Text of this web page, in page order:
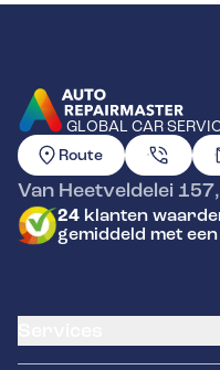
GLOBAL CAR
GA NAAR DE
Route
Van Heetveldelei 157,
24 klanten
gemiddeld met